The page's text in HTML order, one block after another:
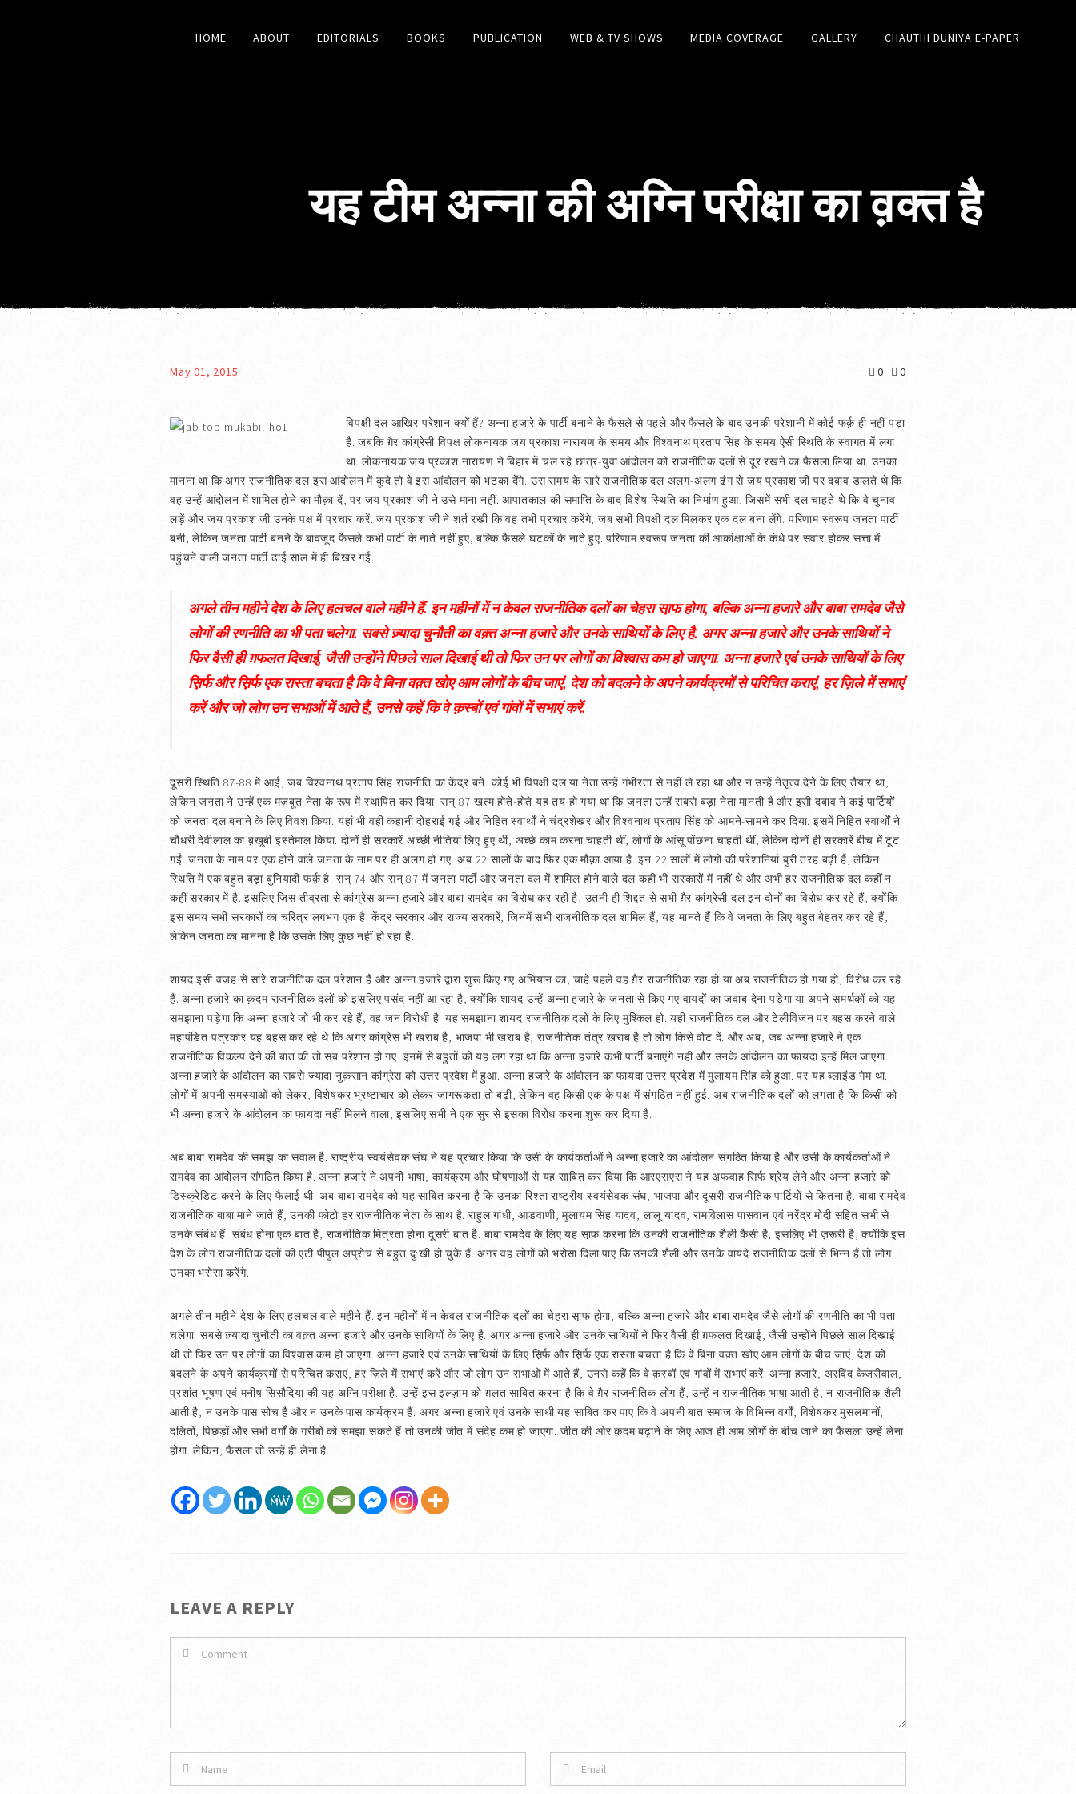
HOME ABOUT EDITORIALS BOOKS PUBLICATION WEB & TV SHOWS MEDIA COVERAGE GALLERY CHAUTHI DUNIYA E-PAPER
यह टीम अन्ना की अग्नि परीक्षा का व़क्त है
May 01, 2015 0 0
विपक्षी दल आखिर परेशान क्यों हैं? अन्ना हजारे के पार्टी बनाने के फैसले से पहले और फैसले के बाद उनकी परेशानी में कोई फर्क़ ही नहीं पड़ा
है. जबकि ग़ैर कांग्रेसी विपक्ष लोकनायक जय प्रकाश नारायण के समय और विश्वनाथ प्रताप सिंह के समय ऐसी स्थिति के स्वागत में लगा
था. लोकनायक जय प्रकाश नारायण ने बिहार में चल रहे छात्र-युवा आंदोलन को राजनीतिक दलों से दूर रखने का फैसला लिया था. उनका
मानना था कि अगर राजनीतिक दल इस आंदोलन में कूदे तो वे इस आंदोलन को भटका देंगे. उस समय के सारे राजनीतिक दल अलग-अलग ढंग से जय प्रकाश जी पर दबाव डालते थे कि
वह उन्हें आंदोलन में शामिल होने का मौक़ा दें, पर जय प्रकाश जी ने उसे माना नहीं. आपातकाल की समाप्ति के बाद विशेष स्थिति का निर्माण हुआ, जिसमें सभी दल चाहते थे कि वे चुनाव
लड़ें और जय प्रकाश जी उनके पक्ष में प्रचार करें. जय प्रकाश जी ने शर्त रखी कि वह तभी प्रचार करेंगे, जब सभी विपक्षी दल मिलकर एक दल बना लेंगे. परिणाम स्वरूप जनता पार्टी
बनी, लेकिन जनता पार्टी बनने के बावजूद फैसले कभी पार्टी के नाते नहीं हुए, बल्कि फैसले घटकों के नाते हुए. परिणाम स्वरूप जनता की आकांक्षाओं के कंधे पर सवार होकर सत्ता में
पहुंचने वाली जनता पार्टी ढाई साल में ही बिखर गई.
अगले तीन महीने देश के लिए हलचल वाले महीने हैं. इन महीनों में न केवल राजनीतिक दलों का चेहरा सा़फ होगा, बल्कि अन्ना हजारे और बाबा रामदेव जैसे
लोगों की रणनीति का भी पता चलेगा. सबसे ज़्यादा चुनौती का वक़्त अन्ना हजारे और उनके साथियों के लिए है. अगर अन्ना हजारे और उनके साथियों ने
फिर वैसी ही ग़फलत दिखाई, जैसी उन्होंने पिछले साल दिखाई थी तो फिर उन पर लोगों का विश्वास कम हो जाएगा. अन्ना हजारे एवं उनके साथियों के लिए
स़िर्फ और स़िर्फ एक रास्ता बचता है कि वे बिना वक़्त खोए आम लोगों के बीच जाएं, देश को बदलने के अपने कार्यक्रमों से परिचित कराएं, हर ज़िले में सभाएं
करें और जो लोग उन सभाओं में आते हैं, उनसे कहें कि वे क़स्बों एवं गांवों में सभाएं करें.
दूसरी स्थिति 87-88 में आई, जब विश्वनाथ प्रताप सिंह राजनीति का केंद्र बने. कोई भी विपक्षी दल या नेता उन्हें गंभीरता से नहीं ले रहा था और न उन्हें नेतृत्व देने के लिए तैयार था,
लेकिन जनता ने उन्हें एक मज़बूत नेता के रूप में स्थापित कर दिया. सन्‌ 87 खत्म होते-होते यह तय हो गया था कि जनता उन्हें सबसे बड़ा नेता मानती है और इसी दबाव ने कई पार्टियों
को जनता दल बनाने के लिए विवश किया. यहां भी वही कहानी दोहराई गई और निहित स्वार्थों ने चंद्रशेखर और विश्वनाथ प्रताप सिंह को आमने-सामने कर दिया. इसमें निहित स्वार्थों ने
चौधरी देवीलाल का ब़खूबी इस्तेमाल किया. दोनों ही सरकारें अच्छी नीतियां लिए हुए थीं, अच्छे काम करना चाहती थीं, लोगों के आंसू पोंछना चाहती थीं, लेकिन दोनों ही सरकारें बीच में टूट
गईं. जनता के नाम पर एक होने वाले जनता के नाम पर ही अलग हो गए. अब 22 सालों के बाद फिर एक मौक़ा आया है. इन 22 सालों में लोगों की परेशानियां बुरी तरह बढ़ी हैं, लेकिन
स्थिति में एक बहुत बड़ा बुनियादी फर्क़ है. सन्‌ 74 और सन्‌ 87 में जनता पार्टी और जनता दल में शामिल होने वाले दल कहीं भी सरकारों में नहीं थे और अभी हर राजनीतिक दल कहीं न
कहीं सरकार में है. इसलिए जिस तीव्रता से कांग्रेस अन्ना हजारे और बाबा रामदेव का विरोध कर रही है, उतनी ही शिद्दत से सभी ग़ैर कांग्रेसी दल इन दोनों का विरोध कर रहे हैं, क्योंकि
इस समय सभी सरकारों का चरित्र लगभग एक है. केंद्र सरकार और राज्य सरकारें, जिनमें सभी राजनीतिक दल शामिल हैं, यह मानते हैं कि वे जनता के लिए बहुत बेहतर कर रहे हैं,
लेकिन जनता का मानना है कि उसके लिए कुछ नहीं हो रहा है.
शायद इसी वजह से सारे राजनीतिक दल परेशान हैं और अन्ना हजारे द्वारा शुरू किए गए अभियान का, चाहे पहले वह ग़ैर राजनीतिक रहा हो या अब राजनीतिक हो गया हो, विरोध कर रहे
हैं. अन्ना हजारे का क़दम राजनीतिक दलों को इसलिए पसंद नहीं आ रहा है, क्योंकि शायद उन्हें अन्ना हजारे के जनता से किए गए वायदों का जवाब देना पड़ेगा या अपने समर्थकों को यह
समझाना पड़ेगा कि अन्ना हजारे जो भी कर रहे हैं, वह जन विरोधी है. यह समझाना शायद राजनीतिक दलों के लिए मुश्किल हो. यही राजनीतिक दल और टेलीविजन पर बहस करने वाले
महापंडित पत्रकार यह बहस कर रहे थे कि अगर कांग्रेस भी खराब है, भाजपा भी खराब है, राजनीतिक तंत्र खराब है तो लोग किसे वोट दें. और अब, जब अन्ना हजारे ने एक
राजनीतिक विकल्प देने की बात की तो सब परेशान हो गए. इनमें से बहुतों को यह लग रहा था कि अन्ना हजारे कभी पार्टी बनाएंगे नहीं और उनके आंदोलन का फायदा इन्हें मिल जाएगा.
अन्ना हजारे के आंदोलन का सबसे ज्यादा नुक़सान कांग्रेस को उत्तर प्रदेश में हुआ. अन्ना हजारे के आंदोलन का फायदा उत्तर प्रदेश में मुलायम सिंह को हुआ. पर यह ब्लाइंड गेम था.
लोगों में अपनी समस्याओं को लेकर, विशेषकर भ्रष्टाचार को लेकर जागरूकता तो बढ़ी, लेकिन वह किसी एक के पक्ष में संगठित नहीं हुई. अब राजनीतिक दलों को लगता है कि किसी को
भी अन्ना हजारे के आंदोलन का फायदा नहीं मिलने वाला, इसलिए सभी ने एक सुर से इसका विरोध करना शुरू कर दिया है.
अब बाबा रामदेव की समझ का सवाल है. राष्ट्रीय स्वयंसेवक संघ ने यह प्रचार किया कि उसी के कार्यकर्ताओं ने अन्ना हजारे का आंदोलन संगठित किया है और उसी के कार्यकर्ताओं ने
रामदेव का आंदोलन संगठित किया है. अन्ना हजारे ने अपनी भाषा, कार्यक्रम और घोषणाओं से यह साबित कर दिया कि आरएसएस ने यह अ़फवाह स़िर्फ श्रेय लेने और अन्ना हजारे को
डिस्क्रेडिट करने के लिए फैलाई थी. अब बाबा रामदेव को यह साबित करना है कि उनका रिश्ता राष्ट्रीय स्वयंसेवक संघ, भाजपा और दूसरी राजनीतिक पार्टियों से कितना है. बाबा रामदेव
राजनीतिक बाबा माने जाते हैं, उनकी फोटो हर राजनीतिक नेता के साथ है. राहुल गांधी, आडवाणी, मुलायम सिंह यादव, लालू यादव, रामविलास पासवान एवं नरेंद्र मोदी सहित सभी से
उनके संबंध हैं. संबंध होना एक बात है, राजनीतिक मित्रता होना दूसरी बात है. बाबा रामदेव के लिए यह सा़फ करना कि उनकी राजनीतिक शैली कैसी है, इसलिए भी ज़रूरी है, क्योंकि इस
देश के लोग राजनीतिक दलों की एंटी पीपुल अप्रोच से बहुत दु:खी हो चुके हैं. अगर वह लोगों को भरोसा दिला पाए कि उनकी शैली और उनके वायदे राजनीतिक दलों से भिन्न हैं तो लोग
उनका भरोसा करेंगे.
अगले तीन महीने देश के लिए हलचल वाले महीने हैं. इन महीनों में न केवल राजनीतिक दलों का चेहरा सा़फ होगा, बल्कि अन्ना हजारे और बाबा रामदेव जैसे लोगों की रणनीति का भी पता
चलेगा. सबसे ज़्यादा चुनौती का वक़्त अन्ना हजारे और उनके साथियों के लिए है. अगर अन्ना हजारे और उनके साथियों ने फिर वैसी ही ग़फलत दिखाई, जैसी उन्होंने पिछले साल दिखाई
थी तो फिर उन पर लोगों का विश्वास कम हो जाएगा. अन्ना हजारे एवं उनके साथियों के लिए स़िर्फ और स़िर्फ एक रास्ता बचता है कि वे बिना वक़्त खोए आम लोगों के बीच जाएं, देश को
बदलने के अपने कार्यक्रमों से परिचित कराएं, हर ज़िले में सभाएं करें और जो लोग उन सभाओं में आते हैं, उनसे कहें कि वे क़स्बों एवं गांवों में सभाएं करें. अन्ना हजारे, अरविंद केजरीवाल,
प्रशांत भूषण एवं मनीष सिसौदिया की यह अग्नि परीक्षा है. उन्हें इस इल्ज़ाम को ग़लत साबित करना है कि वे ग़ैर राजनीतिक लोग हैं, उन्हें न राजनीतिक भाषा आती है, न राजनीतिक शैली
आती है, न उनके पास सोच है और न उनके पास कार्यक्रम हैं. अगर अन्ना हजारे एवं उनके साथी यह साबित कर पाए कि वे अपनी बात समाज के विभिन्न वर्गों, विशेषकर मुसलमानों,
दलितों, पिछड़ों और सभी वर्गों के ग़रीबों को समझा सकते हैं तो उनकी जीत में संदेह कम हो जाएगा. जीत की ओर क़दम बढ़ाने के लिए आज ही आम लोगों के बीच जाने का फैसला उन्हें लेना
होगा. लेकिन, फैसला तो उन्हें ही लेना है.
LEAVE A REPLY